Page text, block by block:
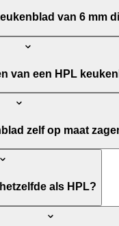
van 6 mm
van een HPL
zelf op maat
als HPL?